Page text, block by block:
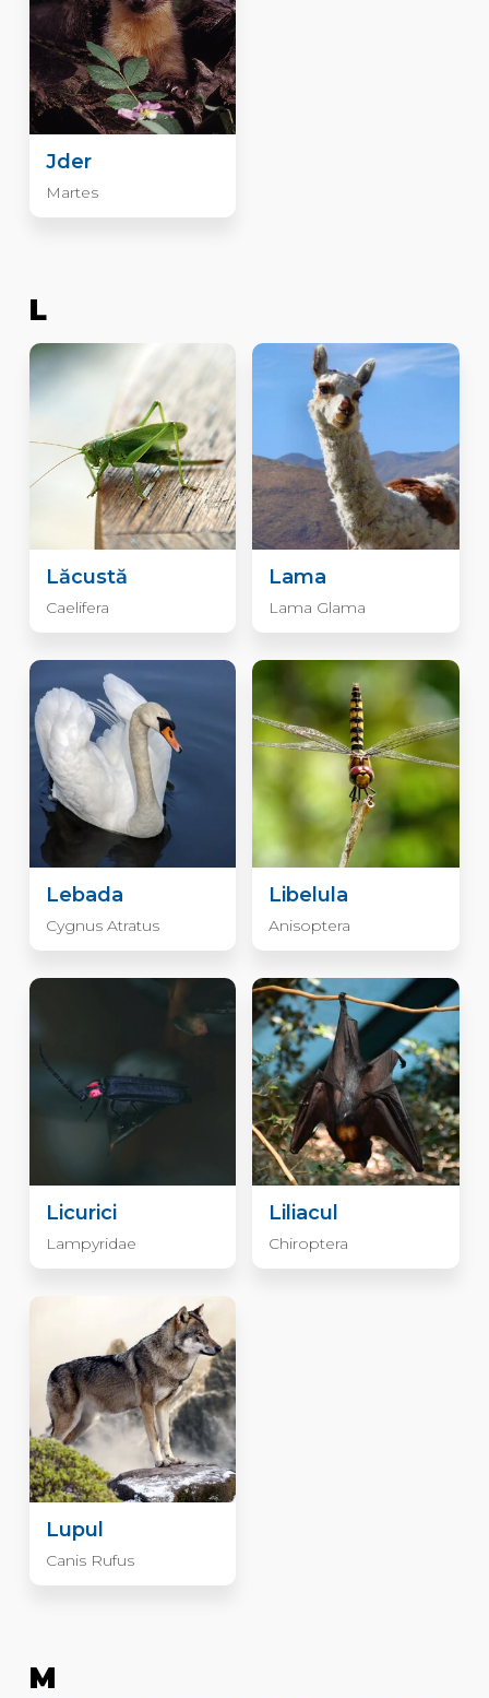
Jder
Martes
L
Lăcustă
Caelifera
Lama
Lama Glama
Lebada
Cygnus Atratus
Libelula
Anisoptera
Licurici
Lampyridae
Liliacul
Chiroptera
Lupul
Canis Rufus
M